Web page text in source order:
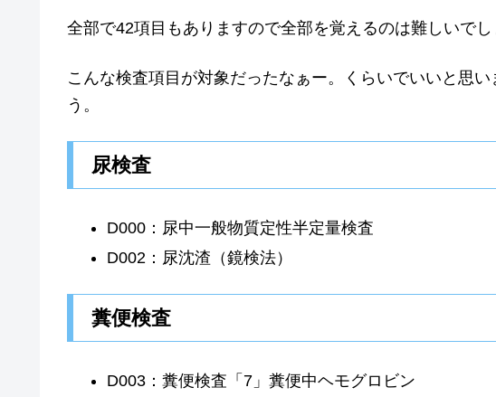
全部で42項目もありますので全部を覚えるのは難しいで
こんな検査項目が対象だったなぁー。くらいでいいと思
う。
尿検査
D000：尿中一般物質定性半定量検査
D002：尿沈渣（鏡検法）
糞便検査
D003：糞便検査「7」糞便中ヘモグロビン